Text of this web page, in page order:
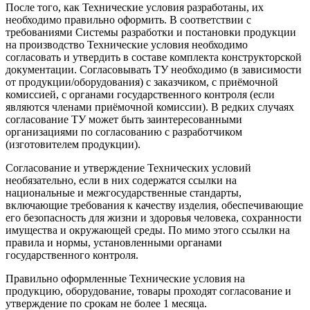
После того, как Технические условия разработаны, их
необходимо правильно оформить. В соответствии с
требованиями Системы разработки и постановки продукции
на производство Технические условия необходимо
согласовать и утвердить в составе комплекта конструкторской
документации. Согласовывать ТУ необходимо (в зависимости
от продукции/оборудования) с заказчиком, с приёмочной
комиссией, с органами государственного контроля (если
являются членами приёмочной комиссии). В редких случаях
согласование ТУ может быть заинтересованными
организациями по согласованию с разработчиком
(изготовителем продукции).
Согласование и утверждение Технических условий
необязательно, если в них содержатся ссылки на
национальные и межгосударственные стандарты,
включающие требования к качеству изделия, обеспечивающие
его безопасность для жизни и здоровья человека, сохранности
имущества и окружающей среды. По мимо этого ссылки на
правила и нормы, установленными органами
государственного контроля.
Правильно оформленные Технические условия на
продукцию, оборудование, товары проходят согласование и
утверждение по срокам не более 1 месяца.